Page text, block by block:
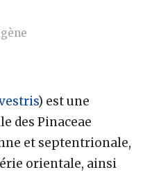
) est une
des Pinaceae
et septentrionale,
orientale, ainsi